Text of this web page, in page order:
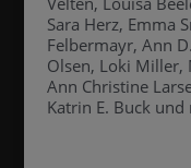
Sara Herz, Emma
Felbermayr, Ann
Olsen, Loki Miller,
Ann Christine
Katrin E. Buck